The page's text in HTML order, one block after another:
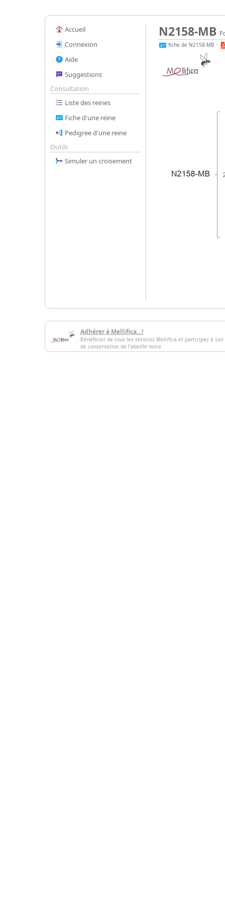
Accueil
Connexion
Aide
Suggestions
Consultation
Liste des reines
Fiche d'une reine
Pedigree d'une reine
Outils
Simuler un croisement
N2158-MB
fiche de N2158-MB •
Adhérer à Mellifica…!
Bénéficiez de tous les services Mellifica et participez à
de conservation de l'abeille noire